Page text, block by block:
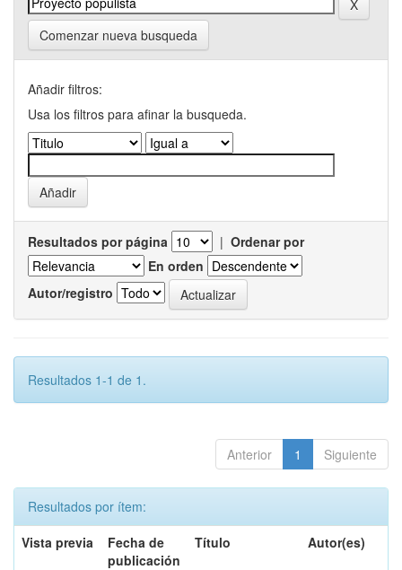
Comenzar nueva busqueda
Añadir filtros:
Usa los filtros para afinar la busqueda.
Resultados por página | Ordenar por
En orden
Autor/registro
Resultados 1-1 de 1.
Anterior 1 Siguiente
Resultados por ítem:
Vista previa
Fecha de
publicación
Título Autor(es)